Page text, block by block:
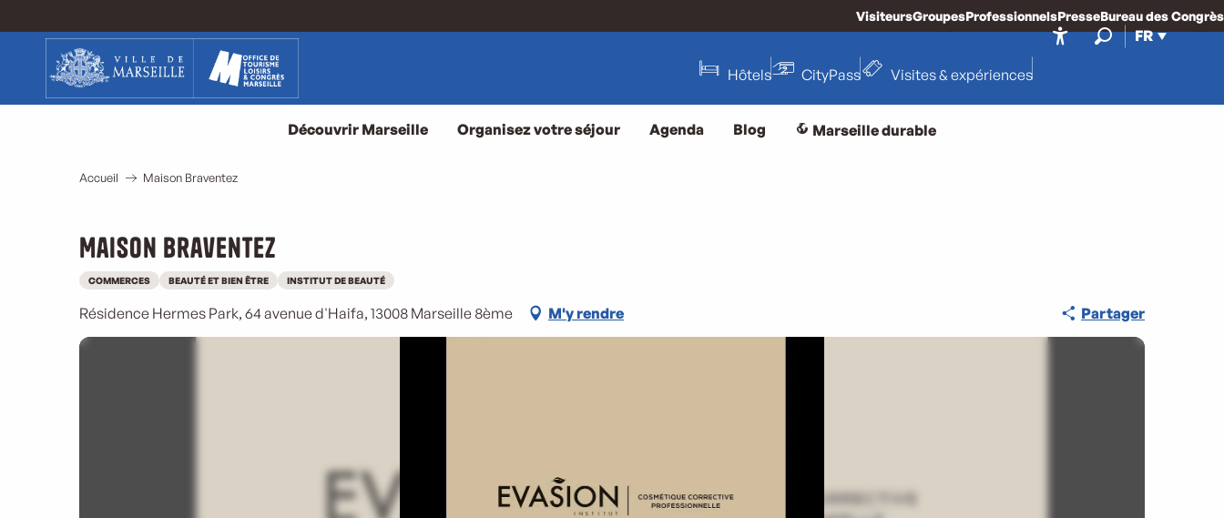
contenu
FR
VisiteursGroupesProfessionnelsPresseBureau des Congrès
Hôtels CityPass Visites & expériences
Découvrir Marseille Organisez votre séjour Agenda Blog Marseille durable
Accueil Maison Braventez
Maison Braventez
COMMERCES BEAUTÉ ET BIEN ÊTRE INSTITUT DE BEAUTÉ
Résidence Hermes Park, 64 avenue d'Haifa, 13008 Marseille 8ème M'y rendre Partager